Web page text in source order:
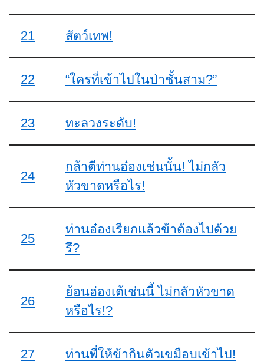
21 สัตว์เทพ!
22 “ใครที่เข้าไปในป่าชั้นสาม?”
23 ทะลวงระดับ!
24
กล้าตีท่านอ๋องเช่นนั้น! ไม่กลัว
หัวขาดหรือไร!
25
ท่านอ๋องเรียกแล้วข้าต้องไปด้วย
รึ?
26
ย้อนฮ่องเต้เช่นนี้ ไม่กลัวหัวขาด
หรือไร!?
27 ท่านพี่ให้ข้ากินตัวเขมือบเข้าไป!